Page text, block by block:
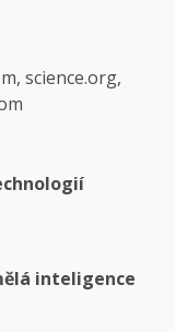
science.org,
inteligence